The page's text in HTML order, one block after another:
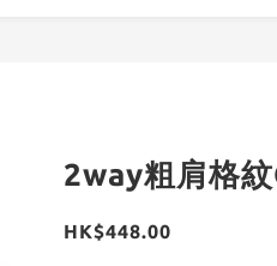
2way粗肩格
HK$448.00